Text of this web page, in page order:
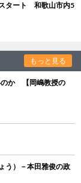
タート 和歌山市内5
もっと見る
のか 【岡嶋教授の
う）－本田雅俊の政